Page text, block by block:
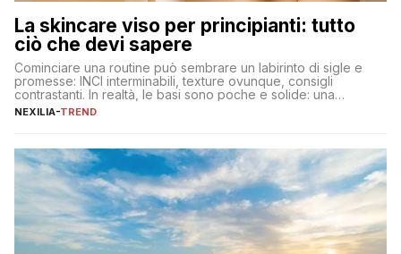
La skincare viso per principianti: tutto
ciò che devi sapere
Cominciare una routine può sembrare un labirinto di sigle e
promesse: INCI interminabili, texture ovunque, consigli
contrastanti. In realtà, le basi sono poche e solide: una
detersione delicata che non impoverisce, un’idratazione
tutto il resto. […]
NEXILIA-TREND